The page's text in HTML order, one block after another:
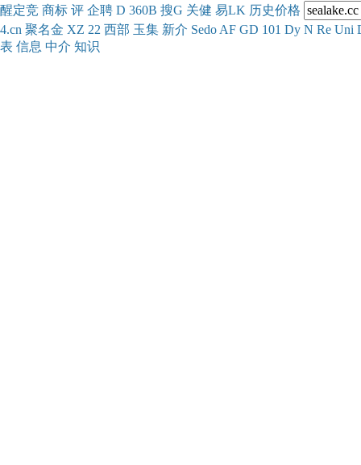
醒定竞 商标 评 企聘 D 360B 搜G 关健 易LK 历史价格
4.cn 聚名金 XZ 22 西部 玉集 新介 Sedo AF GD 101 Dy N Re Uni
表 信息 中介 知识